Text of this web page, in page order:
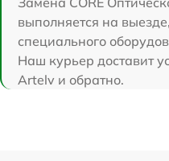
выполняется на
специального
Наш курьер доставит
Artelv и обратно.